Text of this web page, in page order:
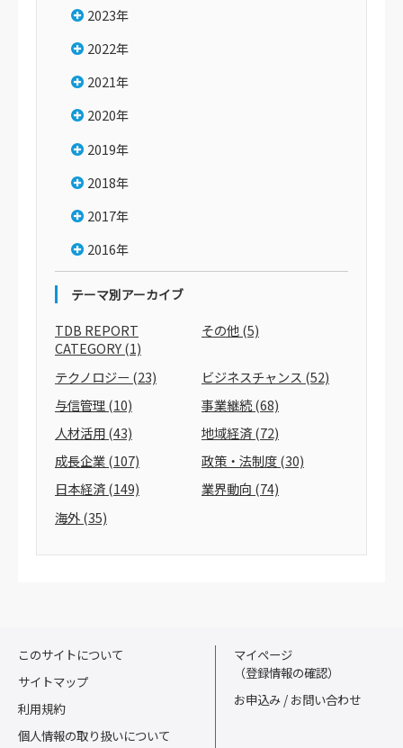
2023年
2022年
2021年
2020年
2019年
2018年
2017年
2016年
テーマ別アーカイブ
TDB REPORT
CATEGORY(1)
その他(5)
テクノロジー (23) ビジネスチャンス (52)
与信管理(10) 事業継続(68)
人材活用(43) 地域経済(72)
成長企業(107) 政策・法制度(30)
日本経済(149) 業界動向 (74)
海外(35)
このサイトについて
サイトマップ
利用規約
個人情報の取り扱いについて
マイページ
（登録情報の確認）
お申込み / お問い合わせ